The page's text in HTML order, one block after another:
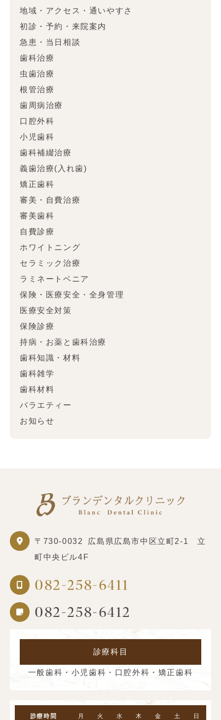
地域・アクセス・通いやすさ
初診・予約・来院案内
急患・当日相談
歯科治療
虫歯治療
根管治療
歯周病治療
口腔外科
小児歯科
歯科補綴治療
義歯治療(入れ歯)
矯正歯科
審美・自費治療
審美歯科
自費診療
ホワイトニング
セラミック治療
ラミネートベニア
保険・医療安全・全身管理
医療安全対策
保険診療
持病・お薬と歯科治療
歯科知識・材料
歯科雑学
歯科材料
バラエティー
お知らせ
〒730-0032
広島県広島市中区立町2-1 立
町中央ビル4F
082-258-6411
082-258-6412
診療科目
一般歯科・小児歯科・口腔外科・矯正歯科
診療時間 月 火 水 木 金 土 日